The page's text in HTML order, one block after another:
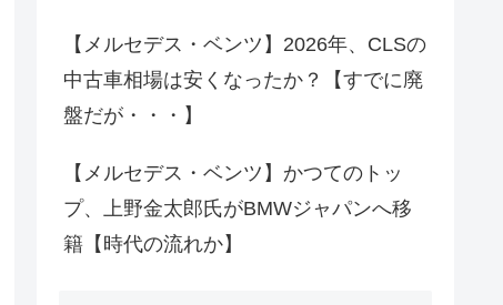
【メルセデス・ベンツ】2026年、CLSの
中古車相場は安くなったか？【すでに廃
盤だが・・・】
【メルセデス・ベンツ】かつてのトッ
プ、上野金太郎氏がBMWジャパンへ移
籍【時代の流れか】